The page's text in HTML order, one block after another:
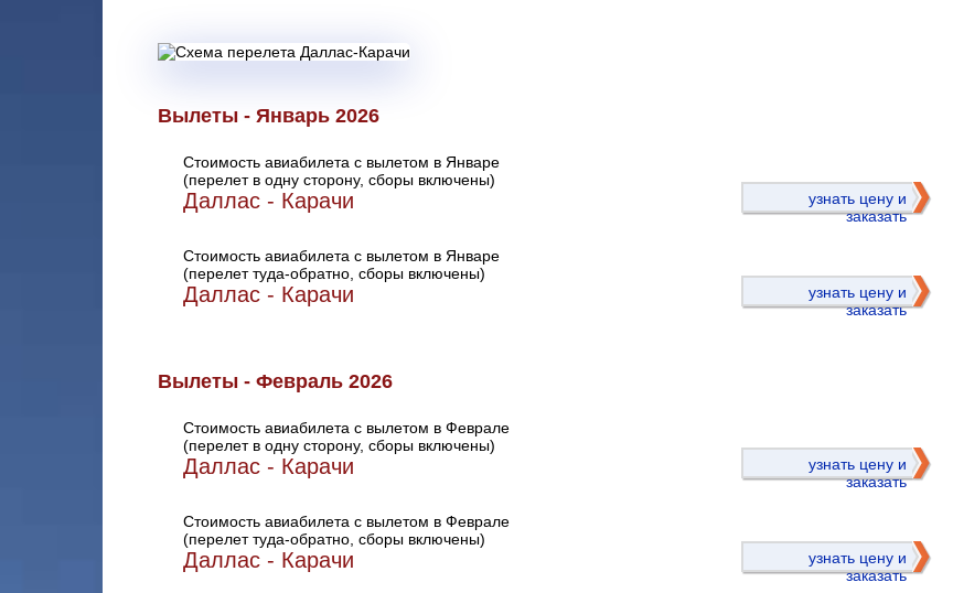
Вылеты - Январь 2026
Стоимость авиабилета с вылетом в Январе
(перелет в одну сторону, сборы включены)
Даллас - Карачи
узнать цену и
заказать
Стоимость авиабилета с вылетом в Январе
(перелет туда-обратно, сборы включены)
Даллас - Карачи
узнать цену и
заказать
Вылеты - Февраль 2026
Стоимость авиабилета с вылетом в Феврале
(перелет в одну сторону, сборы включены)
Даллас - Карачи
узнать цену и
заказать
Стоимость авиабилета с вылетом в Феврале
(перелет туда-обратно, сборы включены)
Даллас - Карачи
узнать цену и
заказать